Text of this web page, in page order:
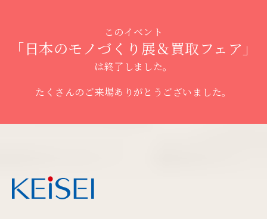
このイベント
「日本のモノづくり展＆買取フェア」
は終了しました。
たくさんのご来場ありがとうございました。